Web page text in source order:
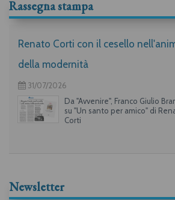
Rassegna stampa
Renato Corti con il cesello
della modernità
31/07/2026
Da "Avvenire", Franco Giulio
su "Un santo per amico" di
Corti
Newsletter